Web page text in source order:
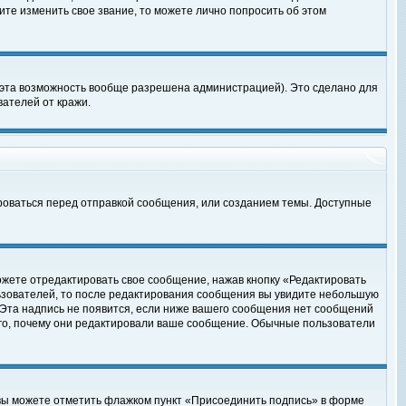
изменить свое звание, то можете лично попросить об этом
возможность вообще разрешена администрацией). Это сделано для
от кражи.
перед отправкой сообщения, или созданием темы. Доступные
отредактировать свое сообщение, нажав кнопку «Редактировать
то после редактирования сообщения вы увидите небольшую
надпись не появится, если ниже вашего сообщения нет сообщений
почему они редактировали ваше сообщение. Обычные пользователи
можете отметить флажком пункт «Присоединить подпись» в форме